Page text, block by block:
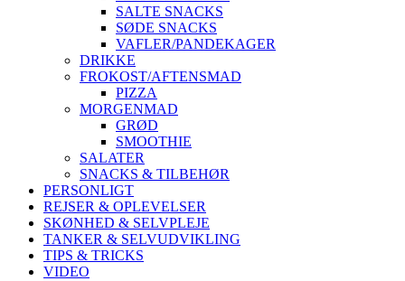
SALTE SNACKS
SØDE SNACKS
VAFLER/PANDEKAGER
DRIKKE
FROKOST/AFTENSMAD
PIZZA
MORGENMAD
GRØD
SMOOTHIE
SALATER
SNACKS & TILBEHØR
PERSONLIGT
REJSER & OPLEVELSER
SKØNHED & SELVPLEJE
TANKER & SELVUDVIKLING
TIPS & TRICKS
VIDEO